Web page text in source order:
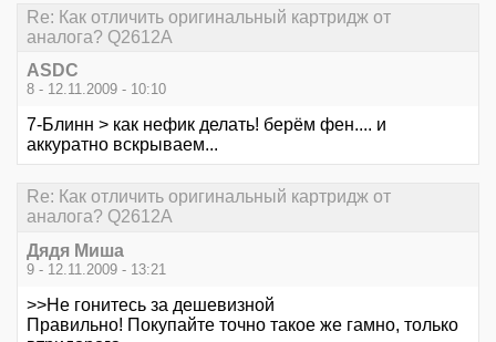
Re: Как отличить оригинальный картридж от
аналога? Q2612A
ASDC
8 - 12.11.2009 - 10:10
7-Блинн > как нефик делать! берём фен.... и
аккуратно вскрываем...
Re: Как отличить оригинальный картридж от
аналога? Q2612A
Дядя Миша
9 - 12.11.2009 - 13:21
>>Не гонитесь за дешевизной
Правильно! Покупайте точно такое же гамно, только